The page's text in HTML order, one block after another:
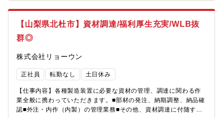
【山梨県北杜市】資材調達/福利厚生充実/WLB抜
群◎
株式会社リョーウン
正社員 転勤なし 土日休み
【仕事内容】各種製造装置に必要な資材の管理、調達に関わる作
業全般に携わっていただきます。■部材の発注、納期調整、納品確
認■外注・内作（内製）の管理業務■その他、資材調達に付随する